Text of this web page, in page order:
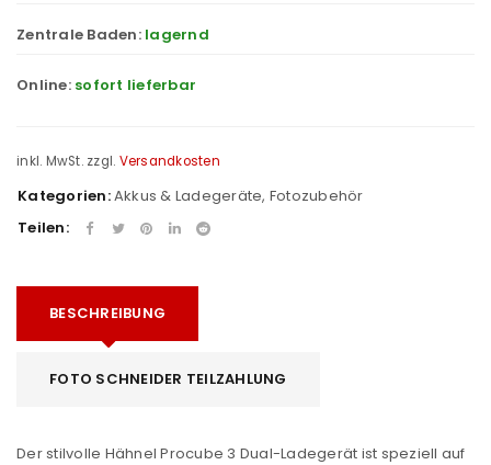
Zentrale Baden: lagernd
Online: sofort lieferbar
inkl. MwSt. zzgl. Versandkosten
Kategorien:Akkus & Ladegeräte, Fotozubehör
Teilen:
BESCHREIBUNG
FOTO SCHNEIDER TEILZAHLUNG
Der stilvolle Hähnel Procube 3 Dual-Ladegerät ist speziell auf